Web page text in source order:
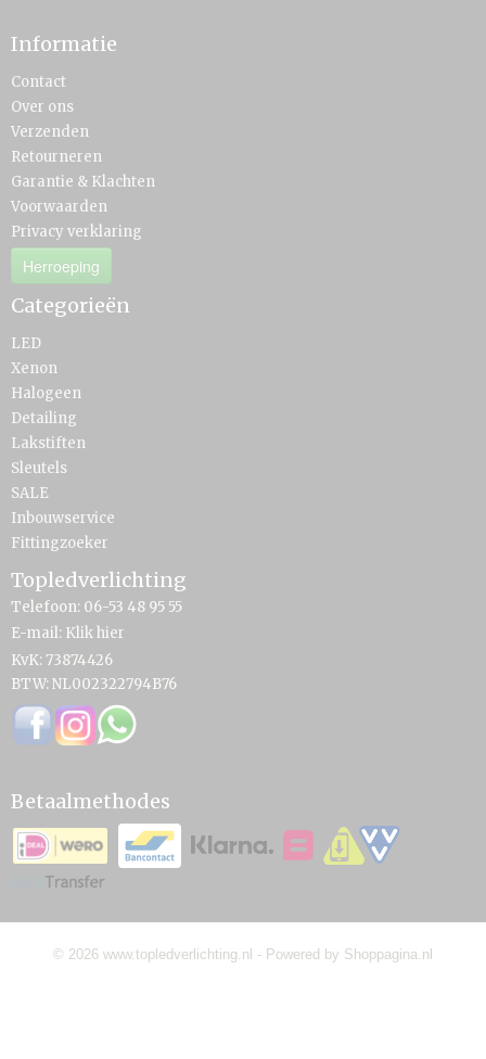
Informatie
Contact
Over ons
Verzenden
Retourneren
Garantie & Klachten
Voorwaarden
Privacy verklaring
Herroeping
Categorieën
LED
Xenon
Halogeen
Detailing
Lakstiften
Sleutels
SALE
Inbouwservice
Fittingzoeker
Topledverlichting
Telefoon: 06-53 48 95 55
E-mail: Klik hier
KvK: 73874426
BTW: NL002322794B76
Betaalmethodes
© 2026 www.topledverlichting.nl - Powered by Shoppagina.nl